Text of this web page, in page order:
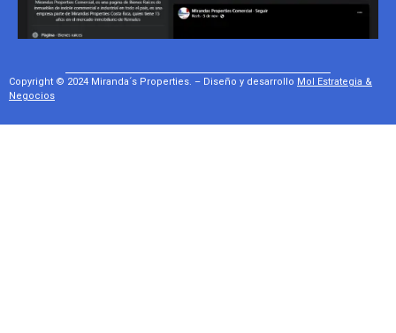
Copyright © 2024 Miranda´s Properties. – Diseño y desarrollo Mol Estrategia &
Negocios